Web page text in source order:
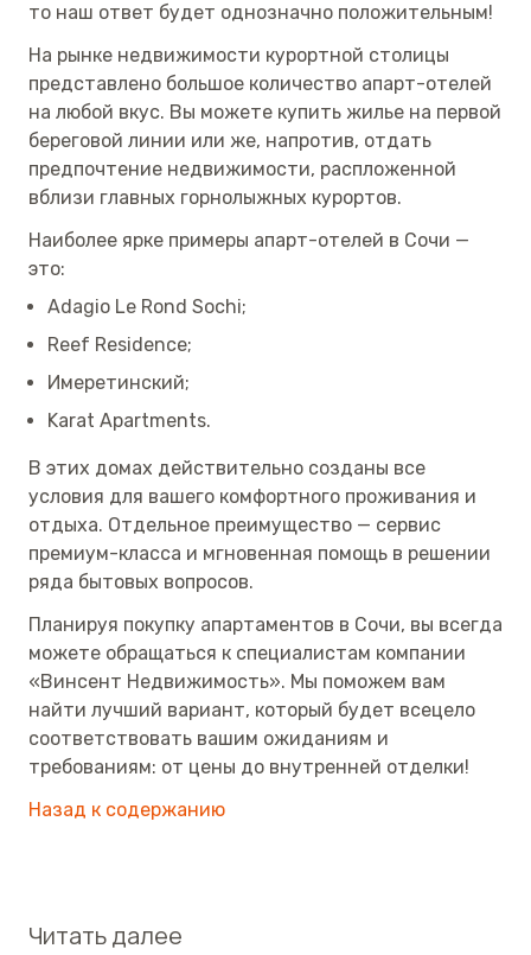
то наш ответ будет однозначно положительным!
На рынке недвижимости курортной столицы
представлено большое количество апарт-отелей
на любой вкус. Вы можете купить жилье на первой
береговой линии или же, напротив, отдать
предпочтение недвижимости, распложенной
вблизи главных горнолыжных курортов.
Наиболее ярке примеры апарт-отелей в Сочи —
это:
Adagio Le Rond Sochi;
Reef Residence;
Имеретинский;
Karat Apartments.
В этих домах действительно созданы все
условия для вашего комфортного проживания и
отдыха. Отдельное преимущество — сервис
премиум-класса и мгновенная помощь в решении
ряда бытовых вопросов.
Планируя покупку апартаментов в Сочи, вы всегда
можете обращаться к специалистам компании
«Винсент Недвижимость». Мы поможем вам
найти лучший вариант, который будет всецело
соответствовать вашим ожиданиям и
требованиям: от цены до внутренней отделки!
Назад к содержанию
Читать далее